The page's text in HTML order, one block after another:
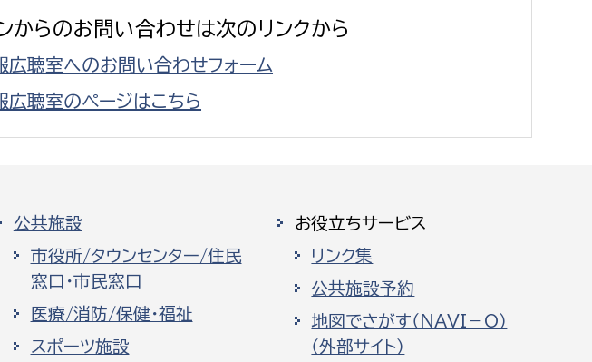
からのお問い合わせは次のリンクから
広聴室へのお問い合わせフォーム
広聴室のページはこちら
公共施設
市役所/タウンセンター/住民
窓口・市民窓口
医療/消防/保健・福祉
スポーツ施設
お役立ちサービス
リンク集
公共施設予約
地図でさがす（NAVI－O）
（外部サイト）